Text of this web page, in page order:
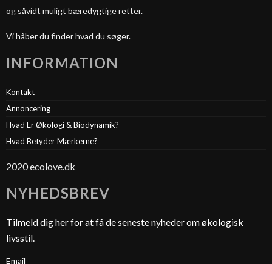
og såvidt muligt bæredygtige retter.
Vi håber du finder hvad du søger.
INFORMATION
Kontakt
Annoncering
Hvad Er Økologi & Biodynamik?
Hvad Betyder Mærkerne?
2020 ecolove.dk
NYHEDSBREV
Tilmeld dig her for at få de seneste nyheder om økologisk
livsstil.
Email